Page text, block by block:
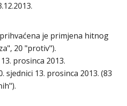
je primjena hitnog
20 "protiv").
prosinca 2013.
sjednici 13. prosinca 2013. (83